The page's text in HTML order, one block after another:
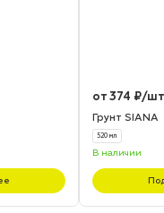
от 374 ₽/шт
Грунт SIANA
520 мл
В наличии